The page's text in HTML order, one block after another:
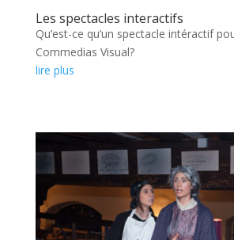
Les spectacles interactifs
Qu’est-ce qu’un spectacle intéractif
Commedias Visual?
lire plus